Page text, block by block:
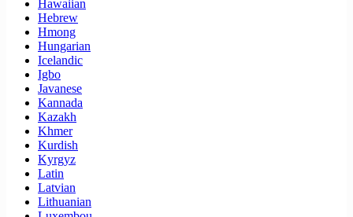
Hawaiian
Hebrew
Hmong
Hungarian
Icelandic
Igbo
Javanese
Kannada
Kazakh
Khmer
Kurdish
Kyrgyz
Latin
Latvian
Lithuanian